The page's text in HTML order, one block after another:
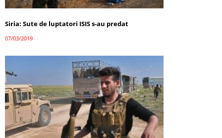
Siria: Sute de luptatori ISIS s-au predat
07/03/2019